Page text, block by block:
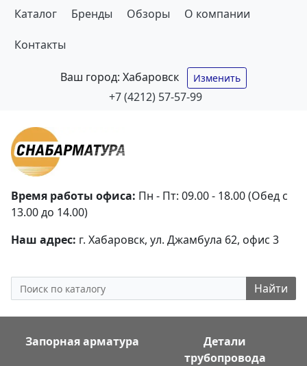
Каталог Бренды Обзоры О компании
Контакты
Ваш город: Хабаровск Изменить
+7 (4212) 57-57-99
Время работы офиса: Пн - Пт: 09.00 - 18.00 (Обед с
13.00 до 14.00)
Наш адрес: г. Хабаровск, ул. Джамбула 62, офис 3
Найти
Запорная арматура
Детали
трубопровода